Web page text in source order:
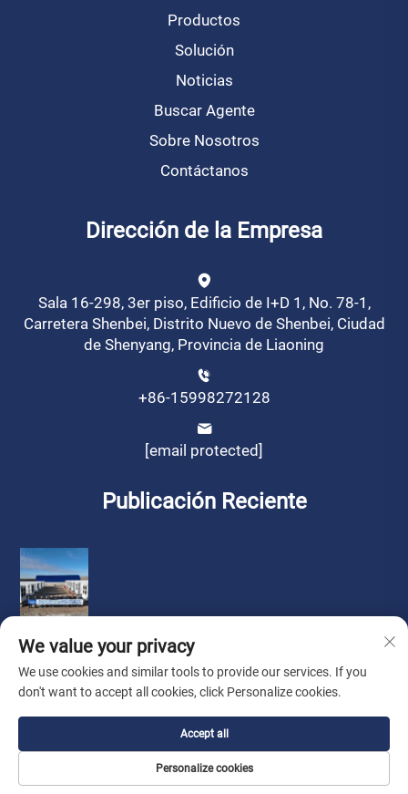
Productos
Solución
Noticias
Buscar Agente
Sobre Nosotros
Contáctanos
Dirección de la Empresa
Sala 16-298, 3er piso, Edificio de I+D 1, No. 78-1,
Carretera Shenbei, Distrito Nuevo de Shenbei, Ciudad
de Shenyang, Provincia de Liaoning
+86-15998272128
[email protected]
Publicación Reciente
Derechos de autor © por Liaoning Sinotech Group Co., Ltd.
Política de privacidad
Sobre Nosotros
We value your privacy
We use cookies and similar tools to provide our services. If you
don't want to accept all cookies, click Personalize cookies.
Personalize cookies
Accept all